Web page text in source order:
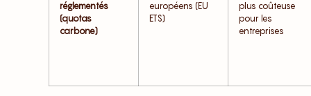
réglementés
(quotas
carbone)
européens (EU
ETS)
plus coûteuse
pour les
entreprises